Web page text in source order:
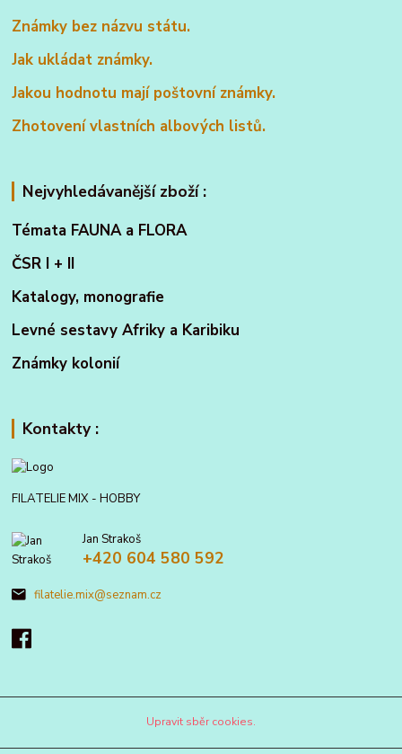
Známky bez názvu státu.
Jak ukládat známky.
Jakou hodnotu mají poštovní známky.
Zhotovení vlastních albových listů.
Nejvyhledávanější zboží :
Témata FAUNA a FLORA
ČSR I + II
Katalogy, monografie
Levné sestavy Afriky a Karibiku
Známky kolonií
Kontakty :
FILATELIE MIX - HOBBY
Jan Strakoš
+420 604 580 592
filatelie.mix@seznam.cz
Upravit sběr cookies.